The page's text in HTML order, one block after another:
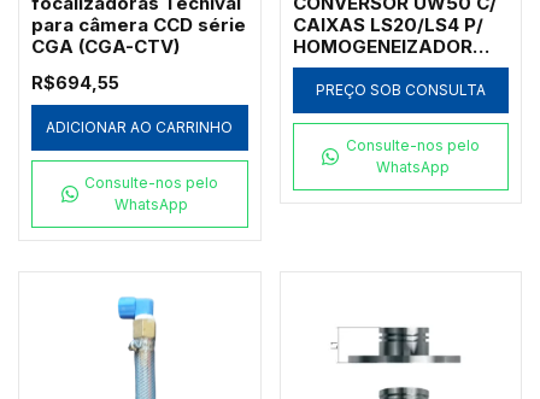
para câmera CCD série
CGA (CGA-CTV)
R$694,55
ADICIONAR AO CARRINHO
Consulte-nos pelo
WhatsApp
CAIXAS LS20/LS4 P/
HOMOGENEIZADOR
ULTRASSÔNICO
HD4050 BANDELIN -
AH-50
PREÇO SOB CONSULTA
Consulte-nos pelo
WhatsApp